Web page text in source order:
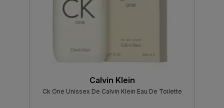
Calvin Klein
Ck One Unissex De Calvin Klein Eau De Toilette